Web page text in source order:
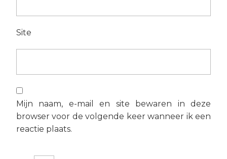
Site
Mijn naam, e-mail en site bewaren in deze
browser voor de volgende keer wanneer ik een
reactie plaats.